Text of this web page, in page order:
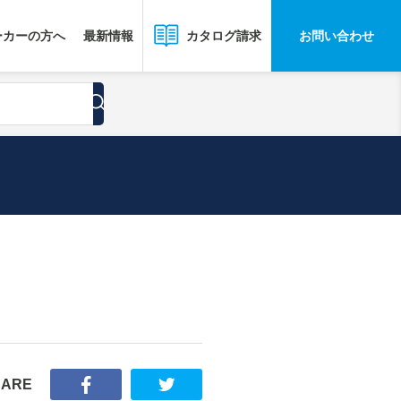
ーの方へ 最新情報 カタログ請求 お問い合わせ